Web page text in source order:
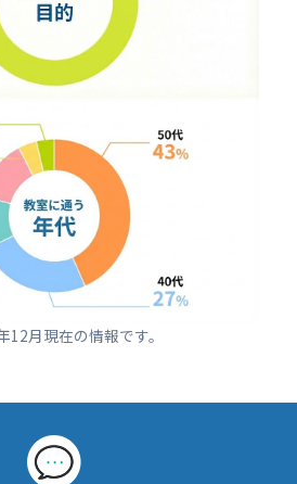
月現在の情報です。